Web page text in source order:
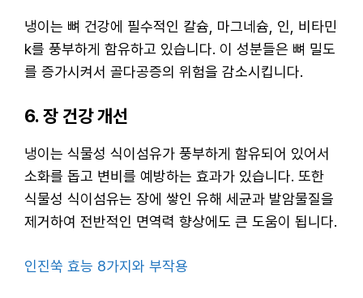
냉이는 뼈 건강에 필수적인 칼슘, 마그네슘, 인, 비타민
k를 풍부하게 함유하고 있습니다. 이 성분들은 뼈 밀도
를 증가시켜서 골다공증의 위험을 감소시킵니다.
6. 장 건강 개선
냉이는 식물성 식이섬유가 풍부하게 함유되어 있어서
소화를 돕고 변비를 예방하는 효과가 있습니다. 또한
식물성 식이섬유는 장에 쌓인 유해 세균과 발암물질을
제거하여 전반적인 면역력 향상에도 큰 도움이 됩니다.
인진쑥 효능 8가지와 부작용